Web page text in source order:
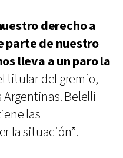
derecho a
parte de nuestro
lleva a un paro la
titular del gremio,
Belelli
las
la situación”.